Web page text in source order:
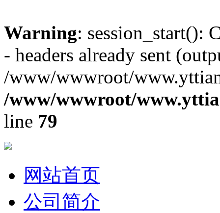
Warning: session_start():
- headers already sent
/www/wwwroot/
/www/wwwroot/
line 79
网站首页
公司简介